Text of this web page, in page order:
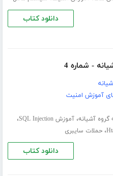
دانلود کتاب
- شماره 4
آموزش امنیت
گروه آشیانه،آموزش SQL Injection ،
،حملات سایبری
دانلود کتاب